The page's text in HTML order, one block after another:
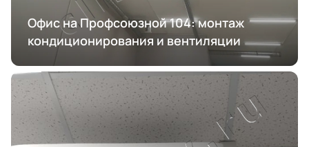
Офис на Профсоюзной 104: монтаж
кондиционирования и вентиляции